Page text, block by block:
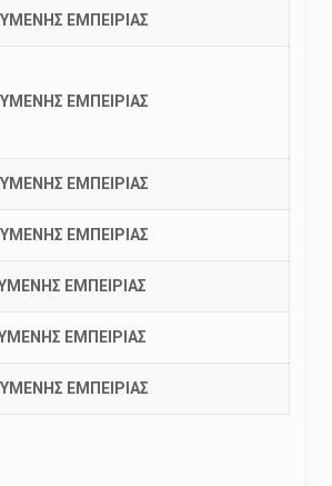
ΕΜΠΕΙΡΙΑΣ
ΕΜΠΕΙΡΙΑΣ
ΕΜΠΕΙΡΙΑΣ
ΕΜΠΕΙΡΙΑΣ
ΕΜΠΕΙΡΙΑΣ
ΕΜΠΕΙΡΙΑΣ
ΕΜΠΕΙΡΙΑΣ